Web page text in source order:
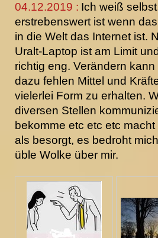
04.12.2019 : Ich weiß
erstrebenswert ist wenn
in die Welt das Internet ist.
Uralt-Laptop ist am Limit
richtig eng. Verändern
dazu fehlen Mittel und
vielerlei Form zu erhalten.
diversen Stellen
bekomme etc etc etc
als besorgt, es bedroht
üble Wolke über mir.